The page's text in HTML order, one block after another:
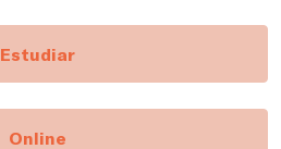
Estudiar
Online